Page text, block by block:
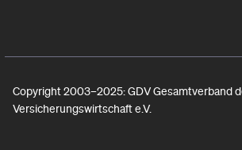
Copyright 2003–2025: GDV Gesamtverband
Versicherungswirtschaft e.V.